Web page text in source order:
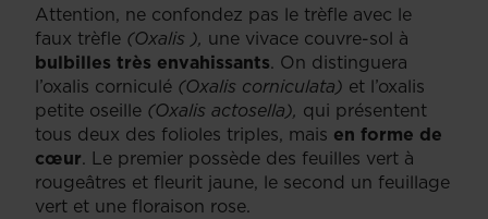
Attention, ne confondez pas le trèfle avec le
faux trèfle (Oxalis ), une vivace couvre-sol à
bulbilles très envahissants. On distinguera
l’oxalis corniculé (Oxalis corniculata) et l’oxalis
petite oseille (Oxalis actosella), qui présentent
tous deux des folioles triples, mais en forme de
cœur. Le premier possède des feuilles vert à
rougeâtres et fleurit jaune, le second un feuillage
vert et une floraison rose.